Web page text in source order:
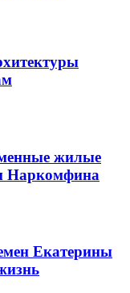
жилые
Наркомфина
Екатерины